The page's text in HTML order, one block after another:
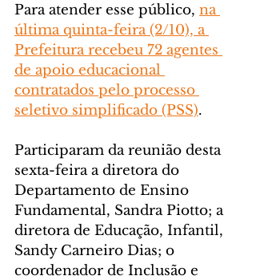
Para atender esse público, na
última quinta-feira (2/10), a
Prefeitura recebeu 72 agentes
de apoio educacional
contratados pelo processo
seletivo simplificado (PSS).
Participaram da reunião desta
sexta-feira a diretora do
Departamento de Ensino
Fundamental, Sandra Piotto; a
diretora de Educação, Infantil,
Sandy Carneiro Dias; o
coordenador de Inclusão e